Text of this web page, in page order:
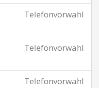
Telefonvorwahl
Telefonvorwahl
Telefonvorwahl